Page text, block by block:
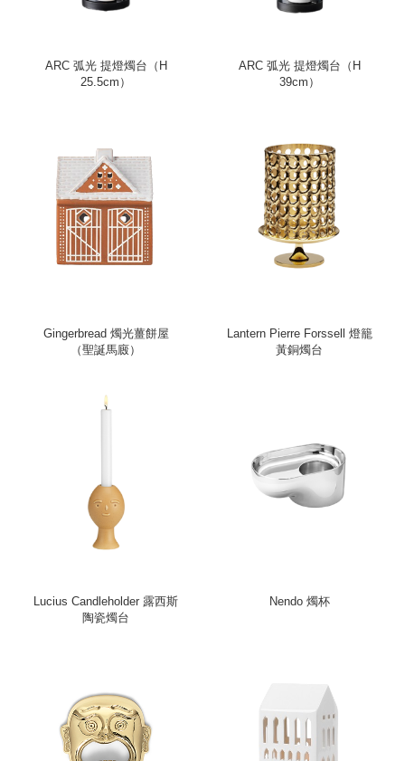
ARC 弧光 提燈燭台（H
25.5cm）
ARC 弧光 提燈燭台（H
39cm）
Gingerbread 燭光薑餅屋
（聖誕馬廄）
Lantern Pierre Forssell 燈籠
黃銅燭台
Lucius Candleholder 露西斯
陶瓷燭台
Nendo 燭杯